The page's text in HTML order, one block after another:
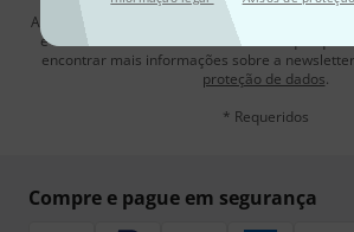
Ao clicar em "Inscreva-se agora", concordo em
e-mail. Posso cancelar a assinatura a qualquer
encontrar mais informações sobre a
proteção de dados.
* Requeridos
Compre e pague em segurança